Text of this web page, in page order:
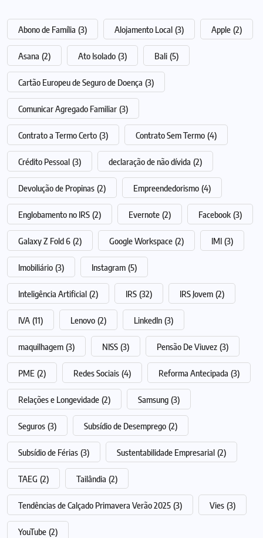
Abono de Família (3) Alojamento Local (3) Apple (2)
Asana (2) Ato Isolado (3) Bali (5)
Cartão Europeu de Seguro de Doença (3)
Comunicar Agregado Familiar (3)
Contrato a Termo Certo (3) Contrato Sem Termo (4)
Crédito Pessoal (3) declaração de não dívida (2)
Devolução de Propinas (2) Empreendedorismo (4)
Englobamento no IRS (2) Evernote (2) Facebook (3)
Galaxy Z Fold 6 (2) Google Workspace (2) IMI (3)
Imobiliário (3) Instagram (5)
Inteligência Artificial (2) IRS (32) IRS Jovem (2)
IVA (11) Lenovo (2) LinkedIn (3)
maquilhagem (3) NISS (3) Pensão De Viuvez (3)
PME (2) Redes Sociais (4) Reforma Antecipada (3)
Relações e Longevidade (2) Samsung (3)
Seguros (3) Subsídio de Desemprego (2)
Subsídio de Férias (3) Sustentabilidade Empresarial (2)
TAEG (2) Tailândia (2)
Tendências de Calçado Primavera Verão 2025 (3) Vies (3)
YouTube (2)